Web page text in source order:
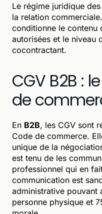
Le régime juridique
la relation
conditionne le contenu
autorisées et le niveau
cocontractant.
CGV B2B :
de
En B2B, les CGV sont
Code de commerce.
unique de la
est tenu de les
professionnel qui en
communication est
administrative pouvant
personne physique et